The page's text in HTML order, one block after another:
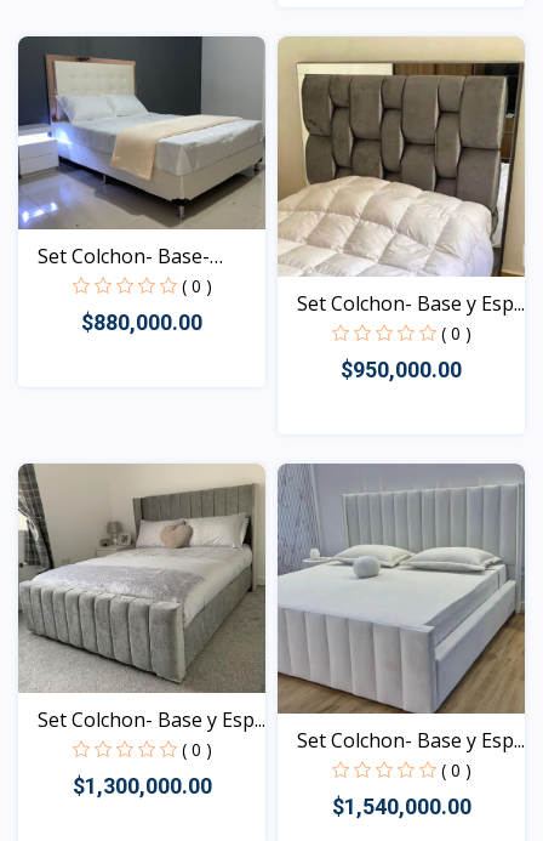
Vista
Set Colchon- Base-
Espa...
( 0 )
$880,000.00
Set Colchon- Base y Esp...
( 0 )
$950,000.00
Vista
Set Colchon- Base y Esp...
( 0 )
$1,300,000.00
Set Colchon- Base y Esp...
( 0 )
$1,540,000.00